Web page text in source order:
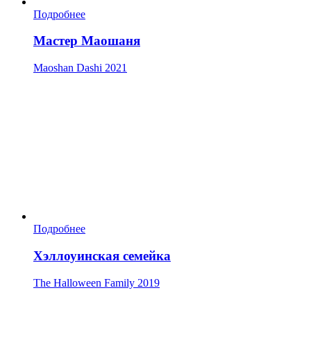
Подробнее
Мастер Маошаня
Maoshan Dashi 2021
Подробнее
Хэллоуинская семейка
The Halloween Family 2019